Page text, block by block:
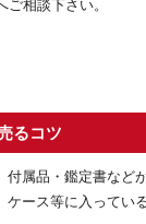
ご相談下さい。
るコツ
付属品・鑑定書など
ケース等に入ってい